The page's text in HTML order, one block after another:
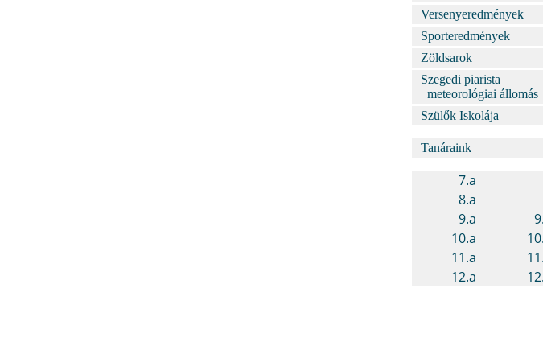
Versenyeredmények
Sporteredmények
Zöldsarok
Szegedi piarista
meteorológiai állomás
Szülők Iskolája
Tanáraink